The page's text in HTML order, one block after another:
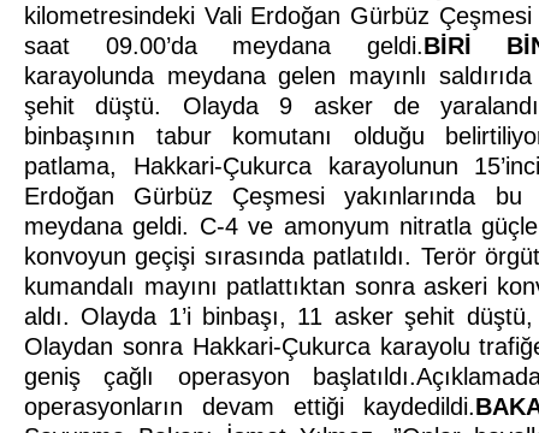
kilometresindeki Vali Erdoğan Gürbüz Çeşmesi
saat 09.00’da meydana geldi.BİRİ
karayolunda meydana gelen mayınlı
şehit düştü. Olayda 9 asker de
binbaşının tabur komutanı olduğu
patlama, Hakkari-Çukurca karayolunun
Erdoğan Gürbüz Çeşmesi yakınlarında
meydana geldi. C-4 ve amonyum nitratla
konvoyun geçişi sırasında patlatıldı. Terör
kumandalı mayını patlattıktan sonra askeri
aldı. Olayda 1’i binbaşı, 11 asker şehit
Olaydan sonra Hakkari-Çukurca karayolu
geniş çağlı operasyon
operasyonların devam ettiği kaydedildi.